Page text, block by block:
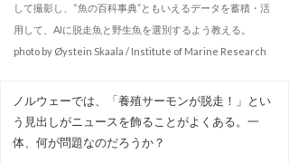
して撮影し、“魚の百科事典”ともいえるデータを蓄積・活
用して、AIに脱走魚と野生魚を選別するよう教える。
photo by Øystein Skaala / Institute of Marine Research
ノルウェーでは、「養殖サーモンが脱走！」とい
う見出しがニュースを飾ることがよくある。一
体、何が問題なのだろうか？